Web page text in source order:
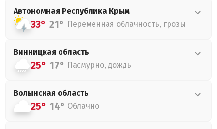
Автономная Республика Крым
33° 21° Переменная облачность, грозы
Винницкая область
25° 17° Пасмурно, дождь
Волынская область
25° 14° Облачно